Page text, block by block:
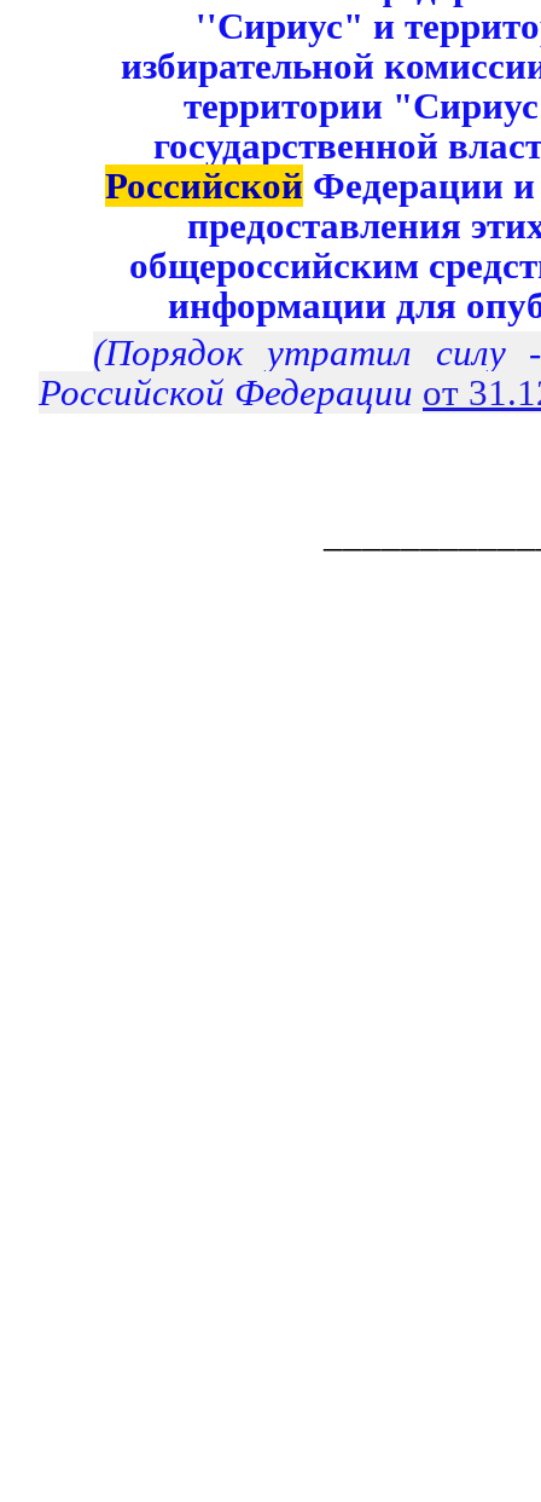
''Сириус" и
избирательной
территории
государственной
Российской Федерации
предоставления
общероссийским
информации для
(Порядок утратил
Российской Федерации от